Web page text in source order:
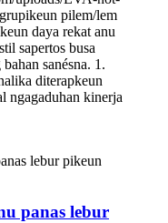
pilem/lem
daya rekat anu
sapertos busa
sanésna. 1.
diterapkeun
ngagaduhan kinerja
panas lebur